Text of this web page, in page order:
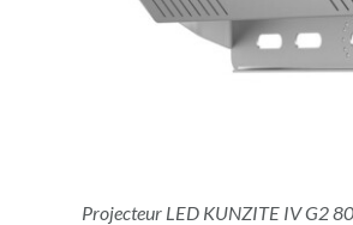
Projecteur LED KUNZITE IV G2